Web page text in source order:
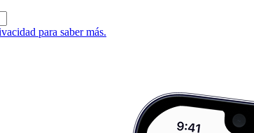
para saber más.